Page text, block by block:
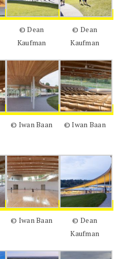
© Dean
Kaufman
© Dean
Kaufman
© Iwan Baan © Iwan Baan
© Iwan Baan
© Dean
Kaufman